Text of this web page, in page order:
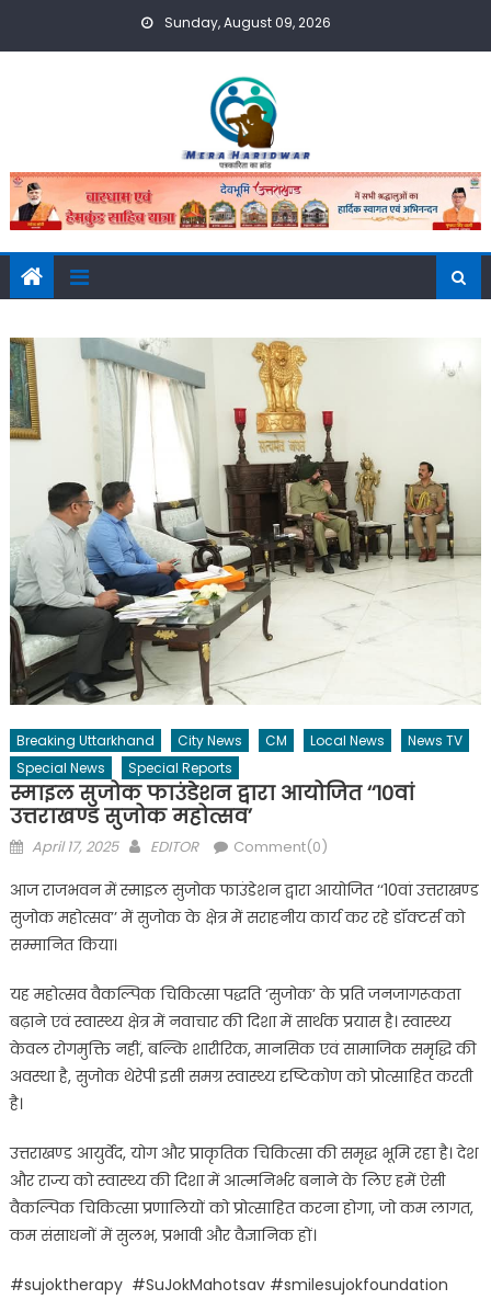
Sunday, August 09, 2026
Breaking Uttarkhand City News CM Local News
News TV
Special News
Special Reports
स्माइल सुजोक फाउंडेशन द्वारा आयोजित ‘‘10वां
उत्तराखण्ड सुजोक महोत्सव’
Posted
April 17, 2025 Author
EDITOR Comment(0)
आज राजभवन में स्माइल सुजोक फाउंडेशन द्वारा आयोजित ‘‘10वां उत्तराखण्ड
सुजोक महोत्सव’’ में सुजोक के क्षेत्र में सराहनीय कार्य कर रहे डॉक्टर्स को
सम्मानित किया।
यह महोत्सव वैकल्पिक चिकित्सा पद्धति ‘सुजोक’ के प्रति जनजागरूकता
बढ़ाने एवं स्वास्थ्य क्षेत्र में नवाचार की दिशा में सार्थक प्रयास है। स्वास्थ्य
केवल रोगमुक्ति नहीं, बल्कि शारीरिक, मानसिक एवं सामाजिक समृद्धि की
अवस्था है, सुजोक थेरेपी इसी समग्र स्वास्थ्य दृष्टिकोण को प्रोत्साहित करती
है।
उत्तराखण्ड आयुर्वेद, योग और प्राकृतिक चिकित्सा की समृद्ध भूमि रहा है। देश
और राज्य को स्वास्थ्य की दिशा में आत्मनिर्भर बनाने के लिए हमें ऐसी
वैकल्पिक चिकित्सा प्रणालियों को प्रोत्साहित करना होगा, जो कम लागत,
कम संसाधनों में सुलभ, प्रभावी और वैज्ञानिक हों।
#sujoktherapy #SuJokMahotsav #smilesujokfoundation